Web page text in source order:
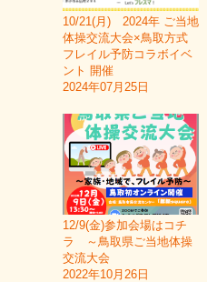
10/21(月) 2024年 ご当地
体操交流大会×鳥取方式
フレイル予防コラボイベ
ント 開催
2024年07月25日
12/9(金)参加会場はコチ
ラ ～鳥取県ご当地体操
交流大会
2022年10月26日